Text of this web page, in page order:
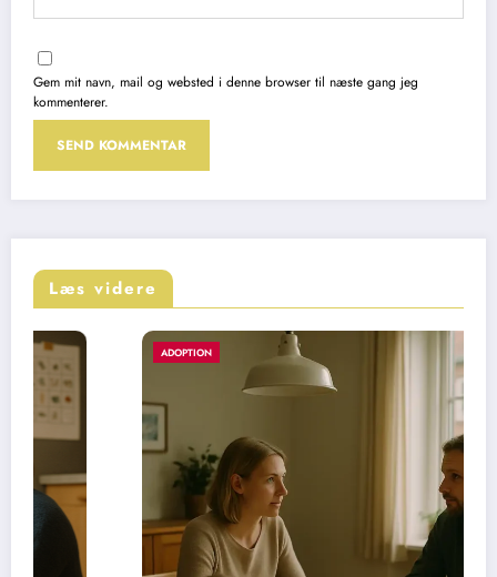
Gem mit navn, mail og websted i denne browser til næste gang jeg
kommenterer.
Læs videre
ADOPTION